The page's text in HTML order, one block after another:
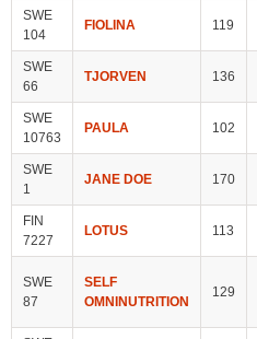
SWE
104
FIOLINA 119
SWE
66
TJORVEN 136
SWE
10763
PAULA 102
SWE
1
JANE DOE 170
FIN
7227
LOTUS 113
SWE
87
SELF
OMNINUTRITION
129